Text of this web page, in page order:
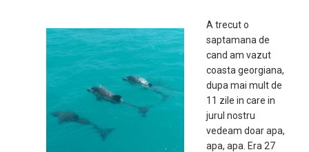
A trecut o
saptamana de
cand am vazut
coasta georgiana,
dupa mai mult de
11 zile in care in
jurul nostru
vedeam doar apa,
apa, apa. Era 27